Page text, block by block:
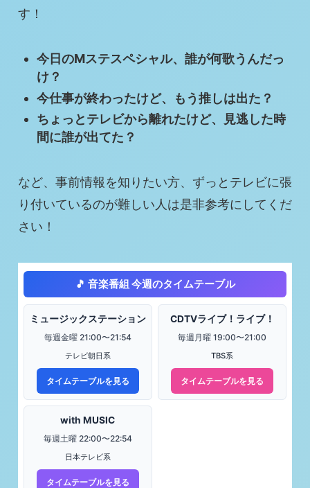
す！
今日のMステスペシャル、誰が何歌うんだっ
け？
今仕事が終わったけど、もう推しは出た？
ちょっとテレビから離れたけど、見逃した時
間に誰が出てた？
など、事前情報を知りたい方、ずっとテレビに張
り付いているのが難しい人は是非参考にしてくだ
さい！
🎵 音楽番組 今週のタイムテーブル
ミュージックステーション
毎週金曜 21:00〜21:54
テレビ朝日系
タイムテーブルを見る
CDTVライブ！ライブ！
毎週月曜 19:00〜21:00
TBS系
タイムテーブルを見る
with MUSIC
毎週土曜 22:00〜22:54
日本テレビ系
タイムテーブルを見る